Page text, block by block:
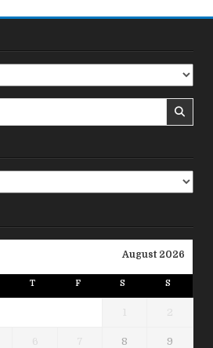
August 2026
T F S S
1 2
6 7 8 9